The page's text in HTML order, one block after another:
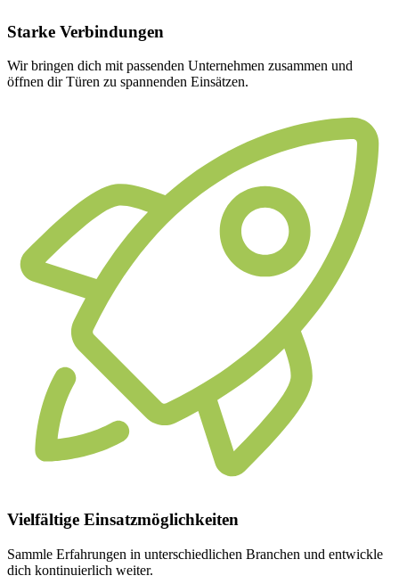
Starke Verbindungen
Wir bringen dich mit passenden Unternehmen zusammen und
öffnen dir Türen zu spannenden Einsätzen.
Vielfältige Einsatzmöglichkeiten
Sammle Erfahrungen in unterschiedlichen Branchen und entwickle
dich kontinuierlich weiter.